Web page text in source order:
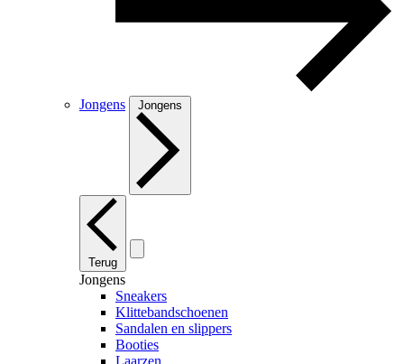
Jongens Jongens
Terug
Jongens
Sneakers
Klittebandschoenen
Sandalen en slippers
Booties
Laarzen